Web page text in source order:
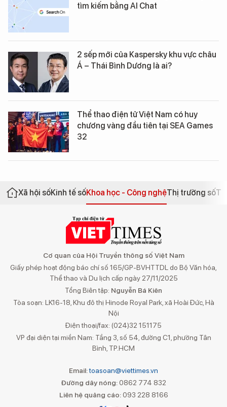
tìm kiếm bằng AI Chat
2 sếp mới của Kaspersky khu vực châu
Á – Thái Bình Dương là ai?
Thể thao điện tử Việt Nam có huy
chương vàng đầu tiên tại SEA Games
32
Xã hội sốKinh tế sốKhoa học - Công nghệThị trường số
Cơ quan của Hội Truyền thông số Việt Nam
Giấy phép hoạt động báo chí số 165/GP-BVHTTDL do Bộ Văn hóa,
Thể thao và Du lịch cấp ngày 27/11/2025
Tổng Biên tập: Nguyễn Bá Kiên
Tòa soạn: LK16-18, Khu đô thị Hinode Royal Park, xã Hoài Đức, Hà
Nội
Điện thoại/fax: (024)32 151175
VP đại diện tại miền Nam: Tầng 3, số 54, đường C1, phường Tân
Bình, TP.HCM
Email:toasoan@viettimes.vn
Đường dây nóng: 0862 774 832
Liên hệ quảng cáo:093 228 8166